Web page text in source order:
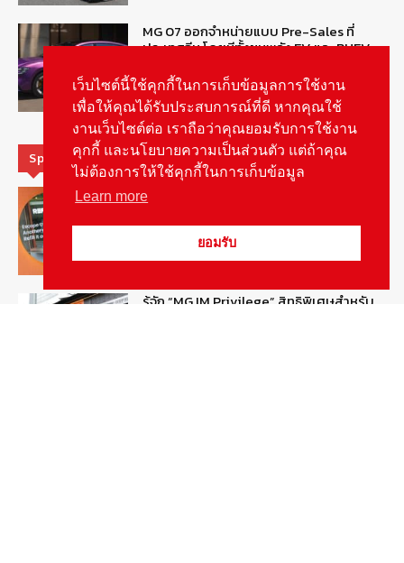
MG 07 ออกจำหน่ายแบบ Pre-Sales ที่
ประเทศจีน โดยมีทั้งขุมพลัง EV และ PHEV
Special Picks
MG ลั่นกลองรบ! เตรียมลุยชิงส่วนแบ่งตลาด
รู้จัก “MG IM Privilege” สิทธิพิเศษสำหรับ
เว็บไซต์นี้ใช้คุกกี้ในการเก็บข้อมูลการใช้งาน
เพื่อให้คุณได้รับประสบการณ์ที่ดี หากคุณใช้
งานเว็บไซต์ต่อ เราถือว่าคุณยอมรับการใช้งาน
คุกกี้ และนโยบายความเป็นส่วนตัว แต่ถ้าคุณ
ไม่ต้องการให้ใช้คุกกี้ในการเก็บข้อมูล
Learn more
ยอมรับ